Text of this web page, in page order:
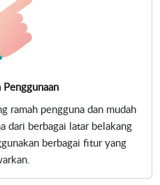
Penggunaan
ramah pengguna dan mudah
dari berbagai latar belakang
berbagai fitur yang